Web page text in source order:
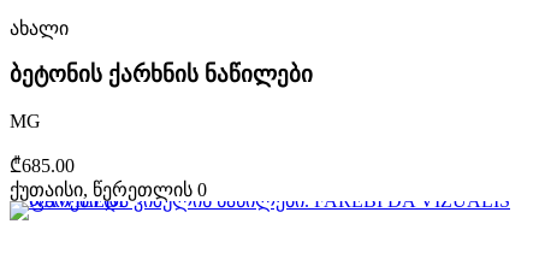
ახალი
ბეტონის ქარხნის ნაწილები
MG
₾685.00
ქუთაისი, წერეთლის 0